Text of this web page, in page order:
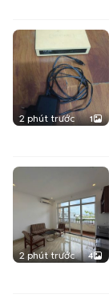
2 phút trước 1
2 phút trước 4